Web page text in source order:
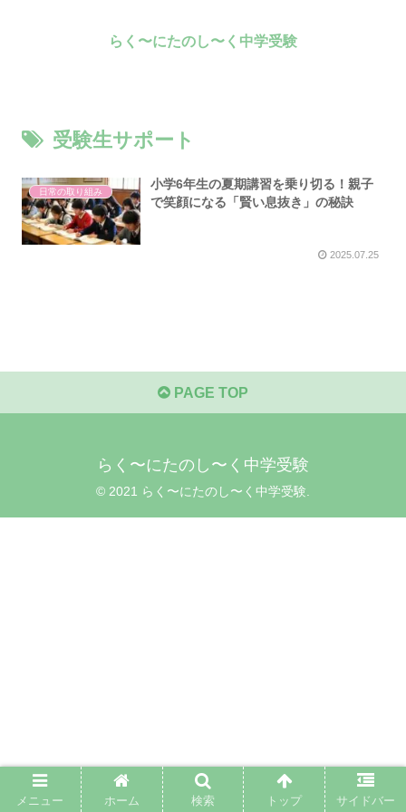
らく〜にたのし〜く中学受験
受験生サポート
日常の取り組み
小学6年生の夏期講習を乗り切る！親子
で笑顔になる「賢い息抜き」の秘訣
2025.07.25
PAGE TOP
らく〜にたのし〜く中学受験
© 2021 らく〜にたのし〜く中学受験.
メニュー ホーム 検索 トップ サイドバー